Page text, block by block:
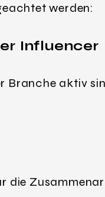
werden:
Influencer
Branche aktiv
die